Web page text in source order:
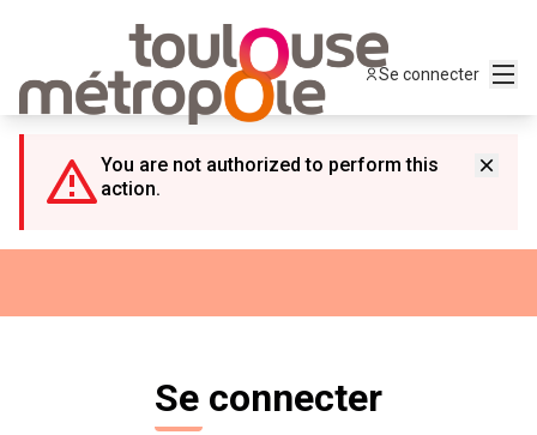
Se connecter
You are not authorized to perform this
action.
Se connecter